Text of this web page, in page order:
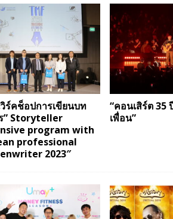
วิร์คช็อปการเขียนบท
” Storyteller
program with
professional
2023″
“คอนเสิร์ต 35
เพื่อน”